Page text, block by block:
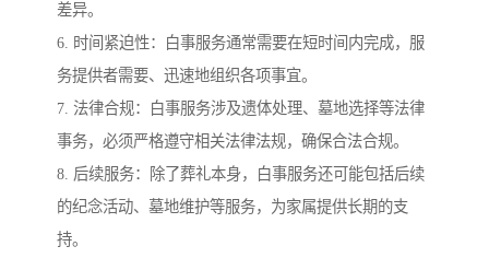
差异。
6. 时间紧迫性：白事服务通常需要在短时间内完成，服
务提供者需要、迅速地组织各项事宜。
7. 法律合规：白事服务涉及遗体处理、墓地选择等法律
事务，必须严格遵守相关法律法规，确保合法合规。
8. 后续服务：除了葬礼本身，白事服务还可能包括后续
的纪念活动、墓地维护等服务，为家属提供长期的支
持。